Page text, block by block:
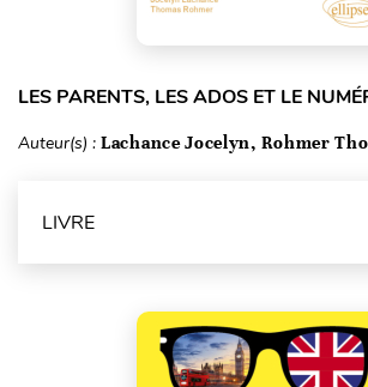
LES PARENTS, LES ADOS ET LE
Auteur(s) : Lachance Jocelyn, Rohmer
LIVRE